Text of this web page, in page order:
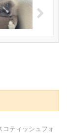
コティッシュフォ